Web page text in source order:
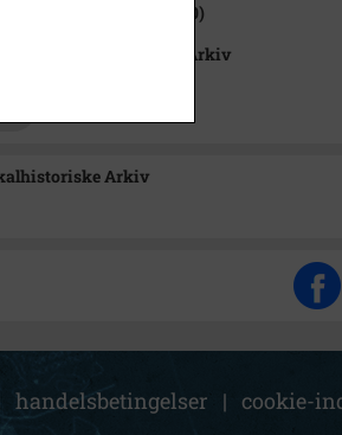
Buerup Sogn (1921-2050)
Høng Lokalhistoriske Arkiv
Arkiv
handelsbetingelser | cookie-